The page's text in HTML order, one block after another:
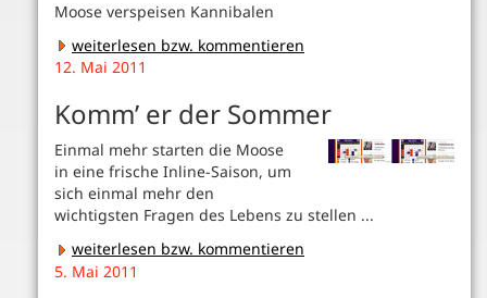
Moose verspeisen Kannibalen
weiterlesen bzw. kommentieren
12. Mai 2011
Komm’ er der Sommer
Einmal mehr starten die Moose
in eine frische Inline-Saison, um
sich einmal mehr den
wichtigsten Fragen des Lebens zu stellen ...
weiterlesen bzw. kommentieren
5. Mai 2011